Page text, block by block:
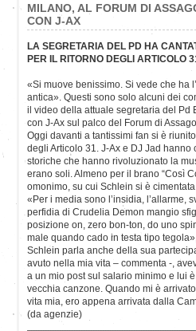
MILANO, AL FORUM DI
CON J-AX
LA SEGRETARIA DEL PD HA
PER IL RITORNO DEGLI ARTICOLO
«Si muove benissimo. Si vede che ha
antica». Questi sono solo alcuni dei
il video della attuale segretaria del Pd
con J-Ax sul palco del Forum di
Oggi davanti a tantissimi fan si è
degli Articolo 31. J-Ax e DJ Jad
storiche che hanno rivoluzionato la
erano soli. Almeno per il brano “Così
omonimo, su cui Schlein si è
«Per i media sono l’insidia, l’allarme,
perfidia di Crudelia Demon mangio
posizione on, zero bon-ton, do uno
male quando cado in testa tipo
Schlein parla anche della sua
avuto nella mia vita – commenta -,
a un mio post sul salario minimo e lui
vecchia canzone. Quando mi è
vita mia, ero appena arrivata dalla
(da agenzie)